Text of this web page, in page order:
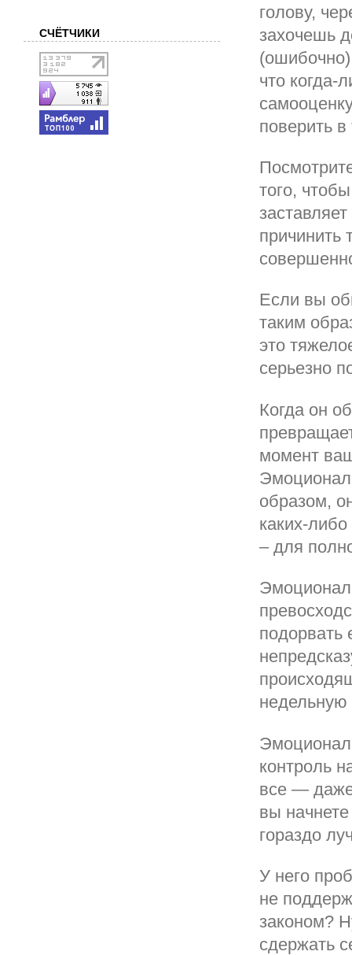
голову,
захочешь
что когда-
поверить
того,
причинить
Если вы
таким
это
серьезно
Когда он
момент
образом,
каких-
– для
подорвать
недельную
контроль
все —
вы
гораздо
У него
не
законом?
сдержать
СЧЁТЧИКИ